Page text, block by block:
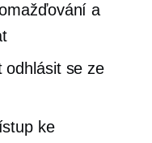
a
odhlásit se ze
ke